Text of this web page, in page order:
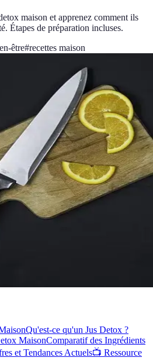
maison et apprenez comment ils
Étapes de préparation incluses.
être#recettes maison
Qu'est-ce qu'un Jus Detox ?
MaisonComparatif des Ingrédients
et Tendances Actuels📺 Ressource